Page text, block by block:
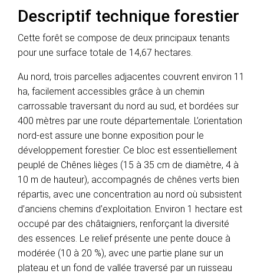
Descriptif technique forestier
Cette forêt se compose de deux principaux tenants
pour une surface totale de 14,67 hectares.
Au nord, trois parcelles adjacentes couvrent environ 11
ha, facilement accessibles grâce à un chemin
carrossable traversant du nord au sud, et bordées sur
400 mètres par une route départementale. L’orientation
nord-est assure une bonne exposition pour le
développement forestier. Ce bloc est essentiellement
peuplé de Chênes lièges (15 à 35 cm de diamètre, 4 à
10 m de hauteur), accompagnés de chênes verts bien
répartis, avec une concentration au nord où subsistent
d’anciens chemins d’exploitation. Environ 1 hectare est
occupé par des châtaigniers, renforçant la diversité
des essences. Le relief présente une pente douce à
modérée (10 à 20 %), avec une partie plane sur un
plateau et un fond de vallée traversé par un ruisseau